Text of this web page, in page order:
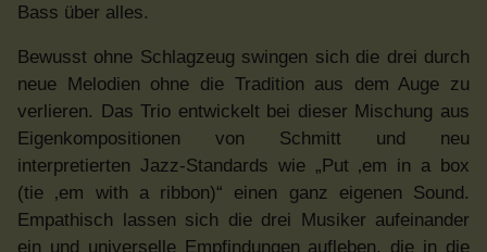
Bass über alles.
Bewusst ohne Schlagzeug swingen sich die drei durch
neue Melodien ohne die Tradition aus dem Auge zu
verlieren. Das Trio entwickelt bei dieser Mischung aus
Eigenkompositionen von Schmitt und neu
interpretierten Jazz-Standards wie „Put ‚em in a box
(tie ‚em with a ribbon)“ einen ganz eigenen Sound.
Empathisch lassen sich die drei Musiker aufeinander
ein und universelle Empfindungen aufleben, die in die